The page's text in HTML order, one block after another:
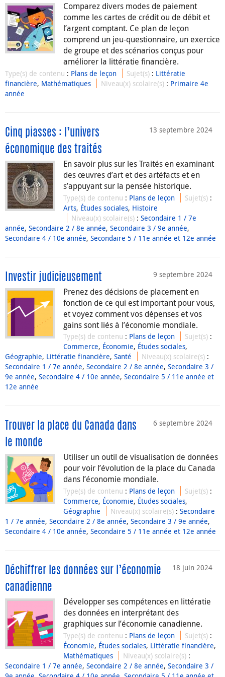
Comparez divers modes de paiement
comme les cartes de crédit ou de débit et
l’argent comptant. Ce plan de leçon
comprend un jeu-questionnaire, un exercice
de groupe et des scénarios conçus pour
améliorer la littératie financière.
Type(s) de contenu : Plans de leçon Sujet(s) : Littératie
financière, Mathématiques Niveau(x) scolaire(s) : Primaire 4e
année
13 septembre 2024
Cinq piasses : l’univers
économique des traités
En savoir plus sur les Traités en examinant
des œuvres d’art et des artéfacts et en
s’appuyant sur la pensée historique.
Type(s) de contenu : Plans de leçon Sujet(s) :
Arts, Études sociales, Histoire
Niveau(x) scolaire(s) :Secondaire 1 / 7e
année, Secondaire 2 / 8e année, Secondaire 3 / 9e année,
Secondaire 4 / 10e année, Secondaire 5 / 11e année et 12e année
9 septembre 2024
Investir judicieusement
Prenez des décisions de placement en
fonction de ce qui est important pour vous,
et voyez comment vos dépenses et vos
gains sont liés à l’économie mondiale.
Type(s) de contenu : Plans de leçon Sujet(s) :
Commerce, Économie, Études sociales,
Géographie, Littératie financière, Santé Niveau(x) scolaire(s) :
Secondaire 1 / 7e année, Secondaire 2 / 8e année, Secondaire 3 /
9e année, Secondaire 4 / 10e année, Secondaire 5 / 11e année et
12e année
6 septembre 2024
Trouver la place du Canada dans
le monde
Utiliser un outil de visualisation de données
pour voir l’évolution de la place du Canada
dans l’économie mondiale.
Type(s) de contenu : Plans de leçon Sujet(s) :
Commerce, Économie, Études sociales,
Géographie
Niveau(x) scolaire(s) :Secondaire
1 / 7e année, Secondaire 2 / 8e année, Secondaire 3 / 9e année,
Secondaire 4 / 10e année, Secondaire 5 / 11e année et 12e année
18 juin 2024
Déchiffrer les données sur l’économie
canadienne
Développer ses compétences en littératie
des données en interprétant des
graphiques sur l’économie canadienne.
Type(s) de contenu : Plans de leçon Sujet(s) :
Économie, Études sociales, Littératie financière,
Mathématiques
Niveau(x) scolaire(s) :
Secondaire 1 / 7e année, Secondaire 2 / 8e année, Secondaire 3 /